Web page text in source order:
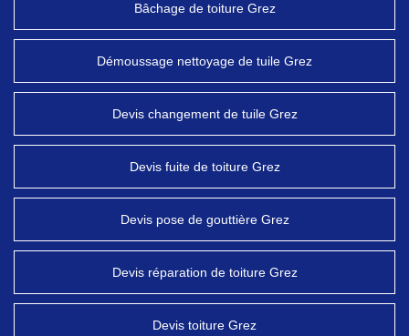
Bâchage de toiture Grez
Démoussage nettoyage de tuile Grez
Devis changement de tuile Grez
Devis fuite de toiture Grez
Devis pose de gouttière Grez
Devis réparation de toiture Grez
Devis toiture Grez